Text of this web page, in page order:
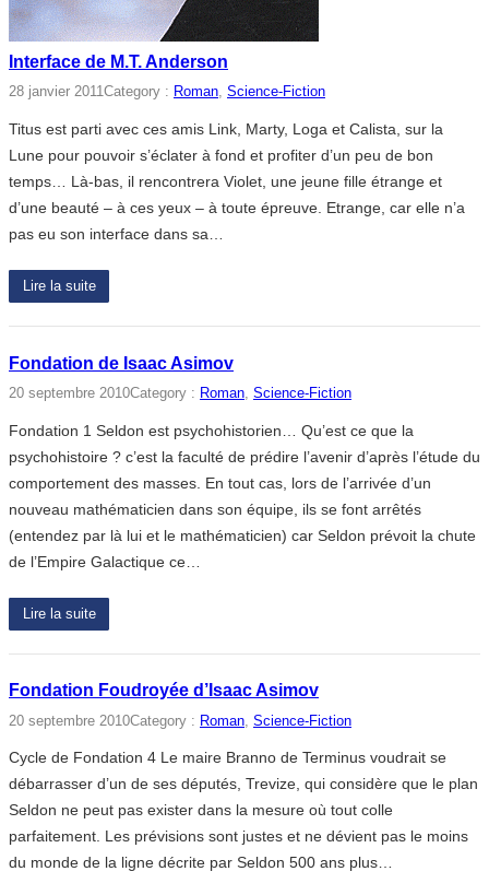
Interface de M.T. Anderson
28 janvier 2011Category : Roman, Science-Fiction
Titus est parti avec ces amis Link, Marty, Loga et Calista, sur la
Lune pour pouvoir s’éclater à fond et profiter d’un peu de bon
temps… Là-bas, il rencontrera Violet, une jeune fille étrange et
d’une beauté – à ces yeux – à toute épreuve. Etrange, car elle n’a
pas eu son interface dans sa…
Lire la suite
Fondation de Isaac Asimov
20 septembre 2010Category : Roman, Science-Fiction
Fondation 1 Seldon est psychohistorien… Qu’est ce que la
psychohistoire ? c’est la faculté de prédire l’avenir d’après l’étude du
comportement des masses. En tout cas, lors de l’arrivée d’un
nouveau mathématicien dans son équipe, ils se font arrêtés
(entendez par là lui et le mathématicien) car Seldon prévoit la chute
de l’Empire Galactique ce…
Lire la suite
Fondation Foudroyée d’Isaac Asimov
20 septembre 2010Category : Roman Science-Fiction
Cycle de Fondation 4 Le maire Branno de Terminus voudrait se
débarrasser d’un de ses députés, Trevize, qui considère que le plan
Seldon ne peut pas exister dans la mesure où tout colle
parfaitement. Les prévisions sont justes et ne dévient pas le moins
du monde de la ligne décrite par Seldon 500 ans plus…